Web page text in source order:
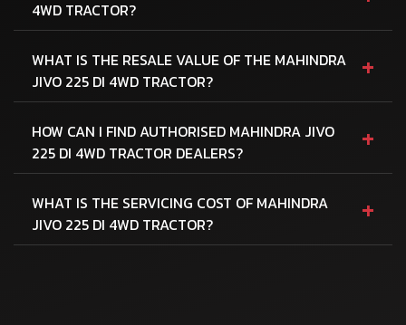
4WD TRACTOR?
WHAT IS THE RESALE VALUE OF THE MAHINDRA
JIVO 225 DI 4WD TRACTOR?
+
HOW CAN I FIND AUTHORISED MAHINDRA JIVO
225 DI 4WD TRACTOR DEALERS?
+
WHAT IS THE SERVICING COST OF MAHINDRA
JIVO 225 DI 4WD TRACTOR?
+